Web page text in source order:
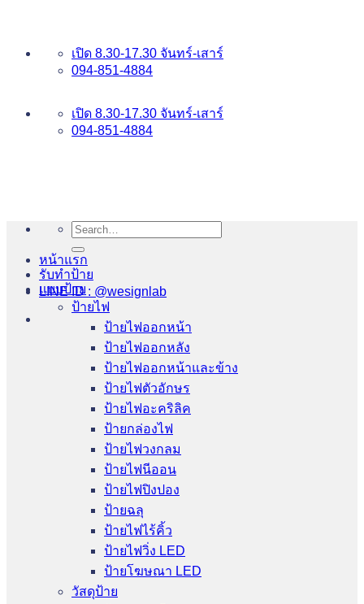
เปิด 8.30-17.30 จันทร์-เสาร์
094-851-4884
เปิด 8.30-17.30 จันทร์-เสาร์
094-851-4884
LINE ID : @wesignlab
Search
for:
หน้าแรก
รับทำป้าย
แบบป้าย
ป้ายไฟ
ป้ายไฟออกหน้า
ป้ายไฟออกหลัง
ป้ายไฟออกหน้าและข้าง
ป้ายไฟตัวอักษร
ป้ายไฟอะคริลิค
ป้ายกล่องไฟ
ป้ายไฟวงกลม
ป้ายไฟนีออน
ป้ายไฟปิงปอง
ป้ายฉลุ
ป้ายไฟไร้คิ้ว
ป้ายไฟวิ่ง LED
ป้ายโฆษณา LED
วัสดุป้าย